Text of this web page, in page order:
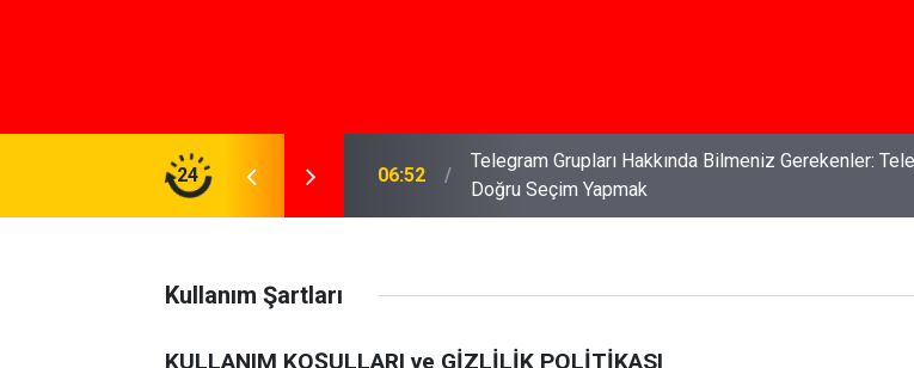
24
Gerekenler: Telegram Gruplarında Daha
04:43 İş Davaları: Haklarınızı Bilmek ve Koruma Altına Almak
Kullanım Şartları
KULLANIM KOŞULLARI ve GİZLİLİK POLİTİKASI